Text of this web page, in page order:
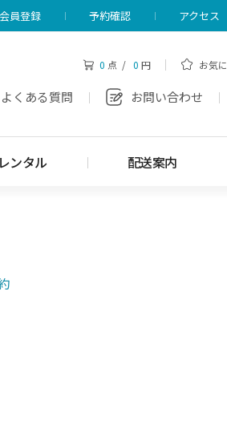
員登録 予約確認 アクセス
0 点 / 0 円 お気
よくある質問 お問い合わせ
ンタル 配送案内